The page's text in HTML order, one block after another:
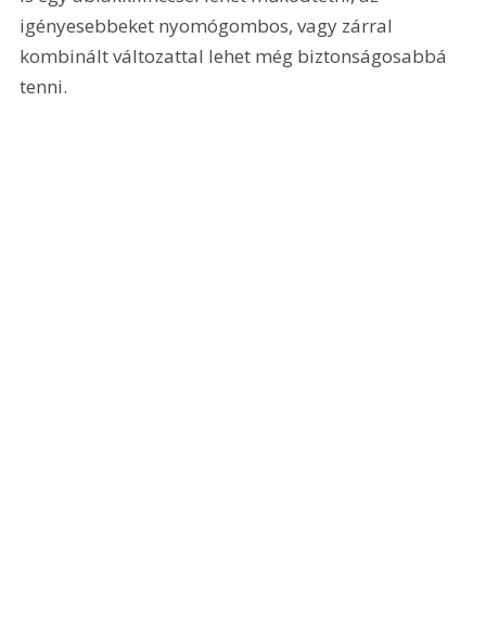
igényesebbeket nyomógombos, vagy zárral
kombinált változattal lehet még biztonságosabbá
tenni.